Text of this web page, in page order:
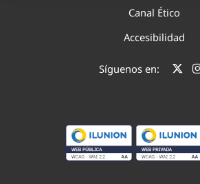
Canal Ético
Accesibilidad
Síguenos en: